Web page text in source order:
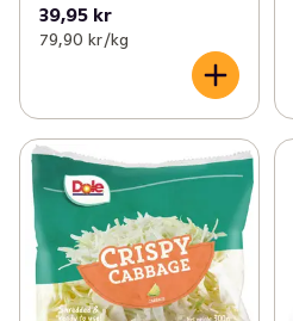
39,95 kr
79,90 kr /kg